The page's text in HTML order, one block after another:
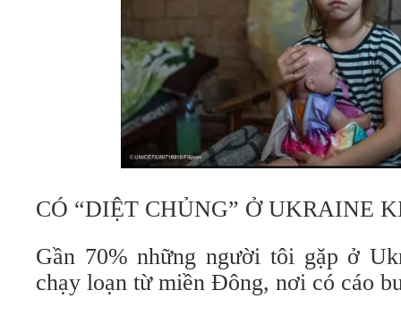
CÓ “DIỆT CHỦNG” Ở UKRAINE
Gần 70% những người tôi gặp ở
chạy loạn từ miền Đông, nơi có cáo